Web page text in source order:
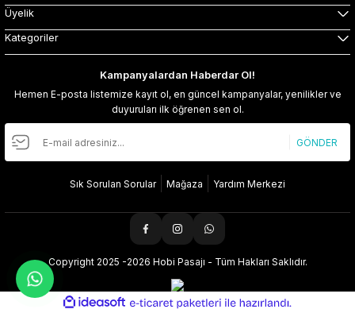
Üyelik
Kategoriler
Kampanyalardan Haberdar Ol!
Hemen E-posta listemize kayıt ol, en güncel kampanyalar, yenilikler ve
duyuruları ilk öğrenen sen ol.
GÖNDER
Sık Sorulan Sorular Mağaza Yardım Merkezi
Copyright 2025 -2026 Hobi Pasajı - Tüm Hakları Saklıdır.
ideasoft
e-